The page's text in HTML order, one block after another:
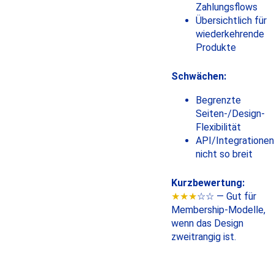
Zahlungsflows
Übersichtlich für
wiederkehrende
Produkte
Schwächen:
Begrenzte
Seiten-/Design-
Flexibilität
API/Integrationen
nicht so breit
Kurzbewertung:
★★★☆☆ — Gut für
Membership-Modelle,
wenn das Design
zweitrangig ist.